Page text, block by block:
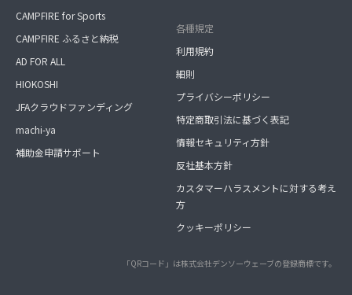
CAMPFIRE for Sports
CAMPFIRE ふるさと納税
AD FOR ALL
HIOKOSHI
JFAクラウドファンディング
machi-ya
補助金申請サポート
各種規定
利用規約
細則
プライバシーポリシー
特定商取引法に基づく表記
情報セキュリティ方針
反社基本方針
カスタマーハラスメントに対する考え
方
クッキーポリシー
「QRコード」は株式会社デンソーウェーブの登録商標です。